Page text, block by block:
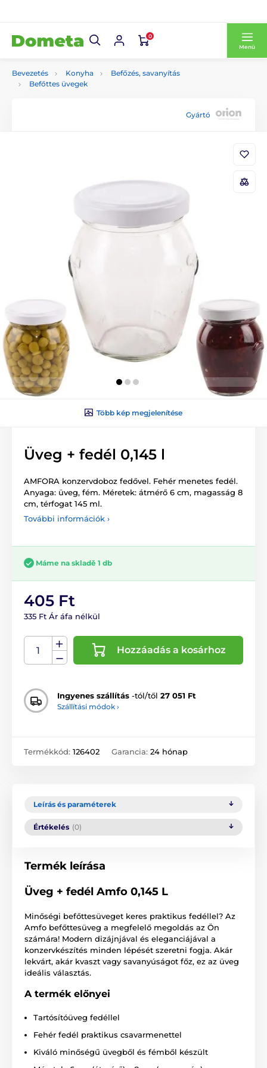
0
Menü
Bevezetés Konyha
Befőzés, savanyítás
Befőttes üvegek
Gyártó
Több kép megjelenítése
Üveg + fedél 0,145 l
AMFORA konzervdoboz fedővel. Fehér menetes fedél.
Anyaga: üveg, fém. Méretek: átmérő 6 cm, magasság 8
cm, térfogat 145 ml.
További információk ›
Máme na skladě 1 db
405 Ft
335 Ft Ár áfa nélkül
Hozzáadás a kosárhoz
Ingyenes szállítás -tól/től 27 051 Ft
Szállítási módok ›
Termékkód: 126402 Garancia: 24 hónap
Leírás és paraméterek
Értékelés (0)
Termék leírása
Üveg + fedél Amfo 0,145 L
Minőségi befőttesüveget keres praktikus fedéllel? Az
Amfo befőttesüveg a megfelelő megoldás az Ön
számára! Modern dizájnjával és eleganciájával a
konzervkészítés minden lépését szeretni fogja. Akár
lekvárt, akár kvaszt vagy savanyúságot főz, ez az üveg
ideális választás.
A termék előnyei
Tartósítóüveg fedéllel
Fehér fedél praktikus csavarmenettel
Kiváló minőségű üvegből és fémből készült